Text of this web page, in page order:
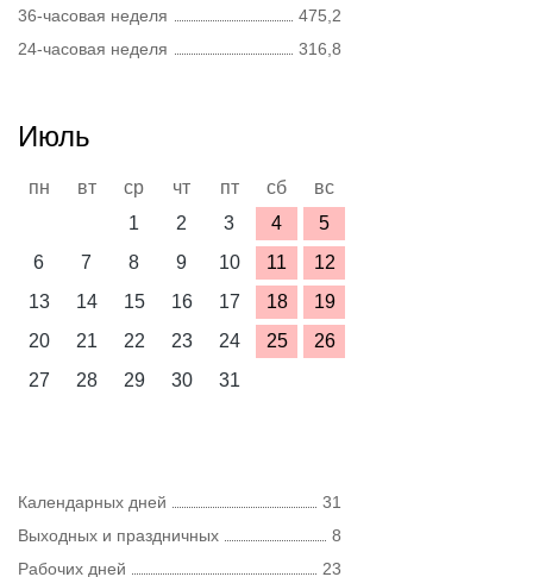
36-часовая неделя
475,2
24-часовая неделя
316,8
Июль
пн вт ср чт пт сб
вс
1
2 3 4
5
6
7 8 9 10 11
12
13
14 15 16 17 18
19
20
21 22 23 24 25
26
27
28 29 30 31
Календарных дней
31
Выходных и праздничных
8
Рабочих дней
23